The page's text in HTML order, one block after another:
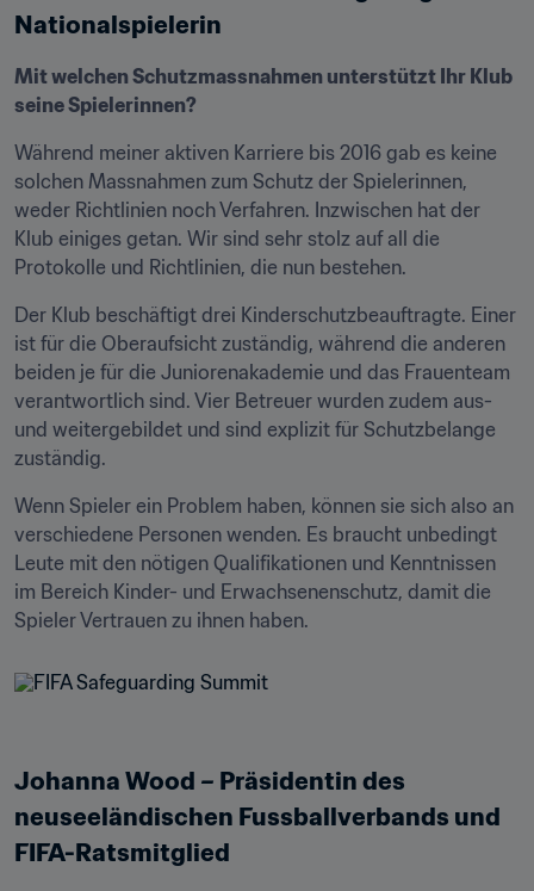
Nationalspielerin
Mit welchen Schutzmassnahmen unterstützt Ihr Klub
seine Spielerinnen?
Während meiner aktiven Karriere bis 2016 gab es keine
solchen Massnahmen zum Schutz der Spielerinnen,
weder Richtlinien noch Verfahren. Inzwischen hat der
Klub einiges getan. Wir sind sehr stolz auf all die
Protokolle und Richtlinien, die nun bestehen.
Der Klub beschäftigt drei Kinderschutzbeauftragte. Einer
ist für die Oberaufsicht zuständig, während die anderen
beiden je für die Juniorenakademie und das Frauenteam
verantwortlich sind. Vier Betreuer wurden zudem aus-
und weitergebildet und sind explizit für Schutzbelange
zuständig.
Wenn Spieler ein Problem haben, können sie sich also an
verschiedene Personen wenden. Es braucht unbedingt
Leute mit den nötigen Qualifikationen und Kenntnissen
im Bereich Kinder- und Erwachsenenschutz, damit die
Spieler Vertrauen zu ihnen haben.
Johanna Wood – Präsidentin des
neuseeländischen Fussballverbands und
FIFA-Ratsmitglied